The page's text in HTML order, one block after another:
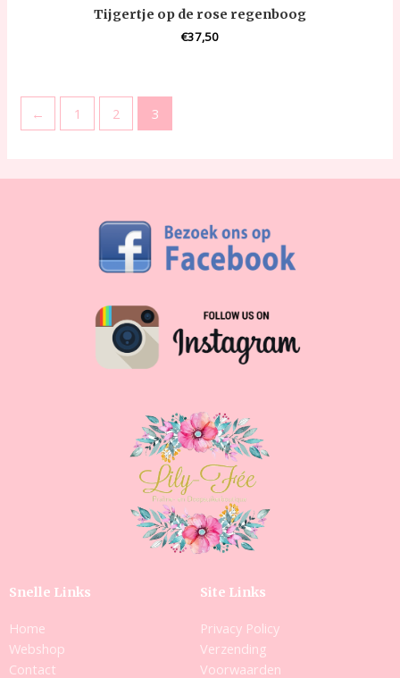
Tijgertje op de rose regenboog
€37,50
← 1 2 3
Snelle Links
Home
Webshop
Contact
Site Links
Privacy Policy
Verzending
Voorwaarden